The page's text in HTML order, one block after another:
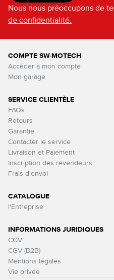
Nous nous préoccupons de
de confidentialité.
COMPTE SW-MOTECH
Accéder à mon compte
Mon garage
SERVICE CLIENTÈLE
FAQs
Retours
Garantie
Contacter le service
Livraison et Paiement
Inscription des revendeurs
Frais d'envoi
CATALOGUE
l'Entreprise
INFORMATIONS JURIDIQUES
CGV
CGV (B2B)
Mentions légales
Vie privée